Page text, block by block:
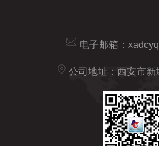
电子邮箱：
公司地址：西安市新